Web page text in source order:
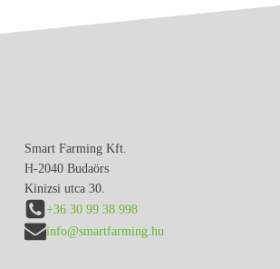
Smart Farming Kft.
H-2040 Budaörs
Kinizsi utca 30.
+36 30 99 38 998
info@smartfarming.hu